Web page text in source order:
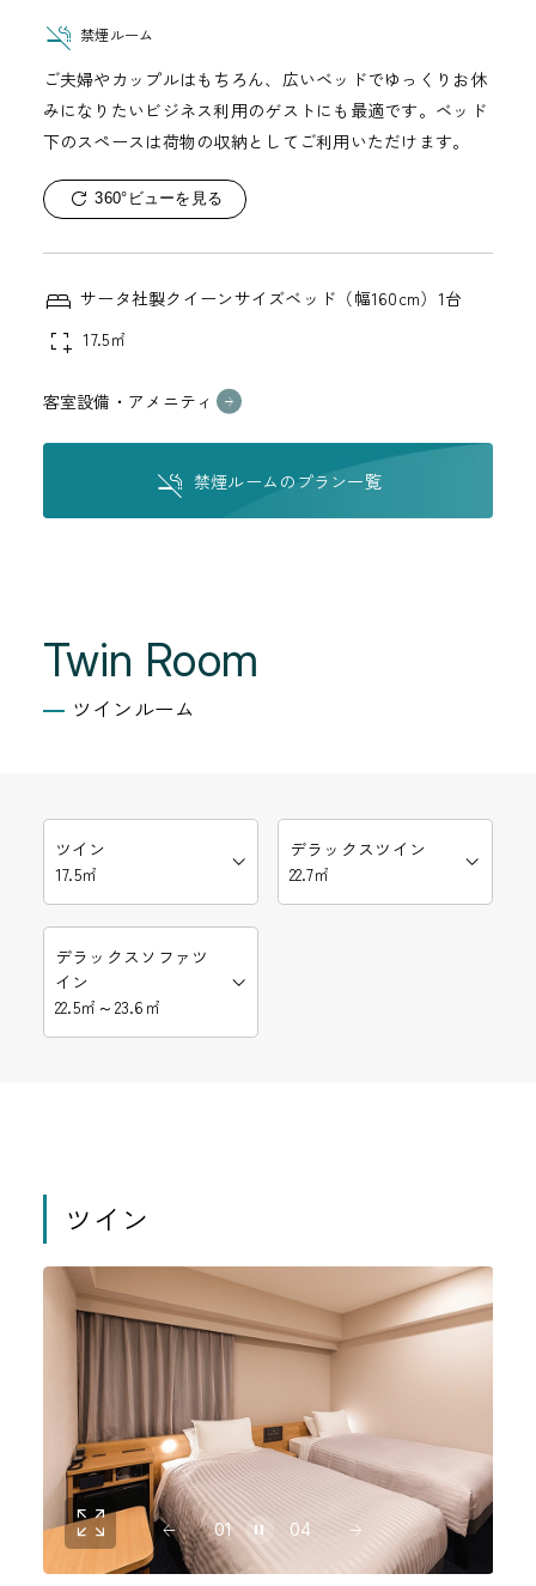
禁煙ルーム
ご夫婦やカップルはもちろん、広いベッドでゆっくりお休
みになりたいビジネス利用のゲストにも最適です。ベッド
下のスペースは荷物の収納としてご利用いただけます。
360°ビューを見る
サータ社製クイーンサイズベッド（幅160cm）1台
17.5㎡
客室設備・アメニティ
禁煙ルームのプラン一覧
Twin Room
ツインルーム
ツイン
17.5㎡
デラックスツイン
22.7㎡
デラックスソファツ
イン
22.5㎡～23.6㎡
ツイン
01 04